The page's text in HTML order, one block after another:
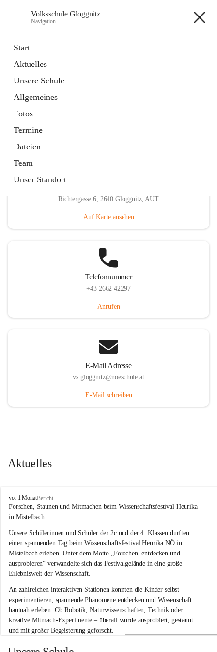
Volksschule Gloggnitz
Navigation
Start
Aktuelles
Unsere Schule
Allgemeines
Fotos
Termine
Dateien
Team
Unser Standort
Seite
in
Tab
Elternverein
öffnet
in
neuem
Tab
Richtergasse 6, 2640 Gloggnitz, AUT
Auf Karte ansehen
Telefonnummer
+43 2662 42297
Anrufen
E-Mail Adresse
vs.gloggnitz@noeschule.at
E-Mail schreiben
Aktuelles
V
o
l
s
s
c
u
l
e
G
l
o
g
g
n
i
vor 1 MonatBericht
Forschen, Staunen und Mitmachen beim Wissenschaftsfestival Heurika
in Mistelbach
Unsere Schülerinnen und Schüler der 2c und der 4. Klassen durften
einen spannenden Tag beim Wissenschaftsfestival Heurika NÖ in
Mistelbach erleben. Unter dem Motto „Forschen, entdecken und
ausprobieren“ verwandelte sich das Festivalgelände in eine große
Erlebniswelt der Wissenschaft.
An zahlreichen interaktiven Stationen konnten die Kinder selbst
experimentieren, spannende Phänomene entdecken und Wissenschaft
hautnah erleben. Ob Robotik, Naturwissenschaften, Technik oder
kreative Mitmach-Experimente – überall wurde ausprobiert, gestaunt
und mit großer Begeisterung geforscht.
Besonders beeindruckend war, dass Wissenschaftlerinnen und